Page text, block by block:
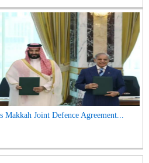
Makkah Joint Defence Agreement...